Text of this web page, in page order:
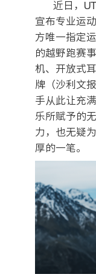
近日，
宣布专业运
方唯一指定
的越野跑赛
机、开放式
牌（沙利文
手从此让充
乐所赋予的
力，也无疑
厚的一笔。